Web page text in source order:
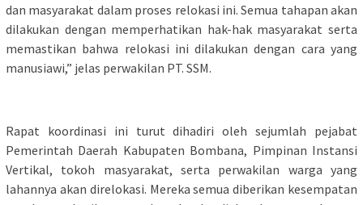
dan masyarakat dalam proses relokasi ini. Semua tahapan akan
dilakukan dengan memperhatikan hak-hak masyarakat serta
memastikan bahwa relokasi ini dilakukan dengan cara yang
manusiawi,” jelas perwakilan PT. SSM.
Rapat koordinasi ini turut dihadiri oleh sejumlah pejabat
Pemerintah Daerah Kabupaten Bombana, Pimpinan Instansi
Vertikal, tokoh masyarakat, serta perwakilan warga yang
lahannya akan direlokasi. Mereka semua diberikan kesempatan